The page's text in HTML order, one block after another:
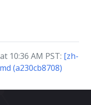
10:36 AM PST: [zh-
(a230cb8708)